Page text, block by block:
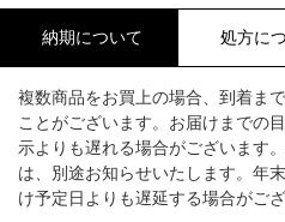
納期について 処方に
複数商品をお買上の場合、到着ま
ことがございます。お届けまでの
示よりも遅れる場合がございます
は、別途お知らせいたします。年
け予定日よりも遅延する場合がござ